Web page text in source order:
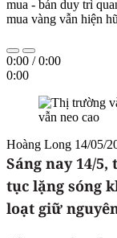
mua - bán duy trì
mua vàng vẫn hiện
0:00 /0:00
0:00
Hoàng Long 14/05/
Sáng nay 14/
tục lặng sóng
loạt giữ